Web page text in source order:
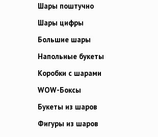
Шары поштучно
Шары цифры
Большие шары
Напольные букеты
Коробки с шарами
WOW-Боксы
Букеты из шаров
Фигуры из шаров